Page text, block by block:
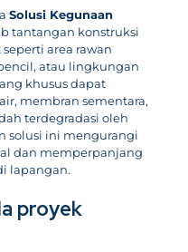
Solusi Kegunaan
tantangan konstruksi
area rawan
atau lingkungan
khusus dapat
membran sementara,
terdegradasi oleh
solusi ini mengurangi
dan memperpanjang
lapangan.
proyek